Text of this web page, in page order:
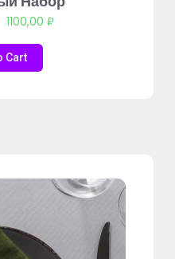
1100,00 ₽
Cart